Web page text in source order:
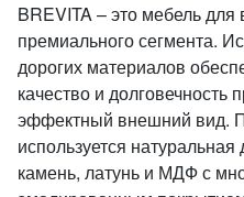
BREVITA – это мебель
премиального сегмента.
дорогих материалов
качество и долговечность
эффектный внешний вид.
используется
камень, латунь и МДФ с